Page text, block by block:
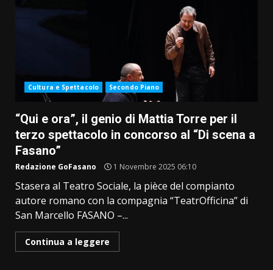
Cultura e Spettacolo Secondo Piano
“Qui e ora”, il genio di Mattia Torre per il
terzo spettacolo in concorso al “Di scena a
Fasano”
Redazione GoFasano 1 Novembre 2025 06:10
Stasera al Teatro Sociale, la pièce del compianto
autore romano con la compagnia “TeatrOfficina” di
San Marcello FASANO –...
Continua a leggere